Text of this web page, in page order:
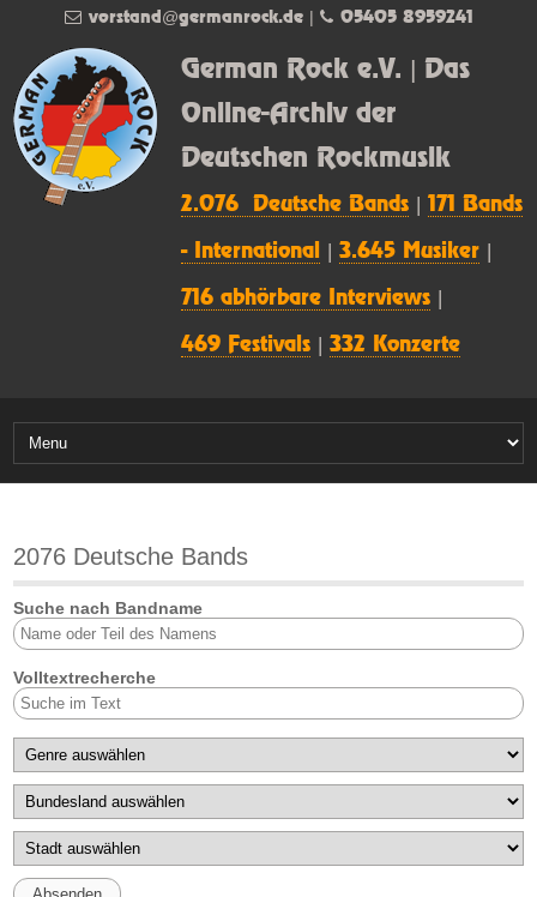
German Rock e.V. | Das
Online-Archiv der
Deutschen Rockmusik
2.076 Deutsche Bands |171 Bands
- International |3.645 Musiker
716 abhörbare Interviews
469 Festivals |332 Konzerte
vorstand@germanrock.de| 05405 8959241
2076 Deutsche Bands
Suche nach Bandname
Volltextrecherche